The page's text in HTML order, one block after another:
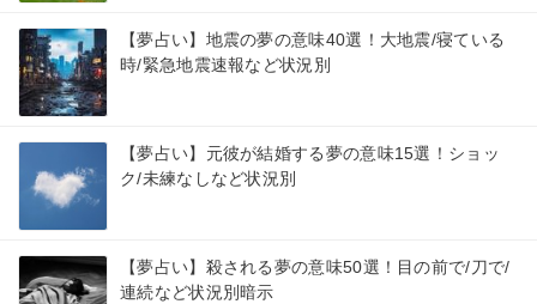
【夢占い】地震の夢の意味40選！大地震/寝ている
時/緊急地震速報など状況別
【夢占い】元彼が結婚する夢の意味15選！ショッ
ク/未練なしなど状況別
【夢占い】殺される夢の意味50選！目の前で/刀で/
連続など状況別暗示